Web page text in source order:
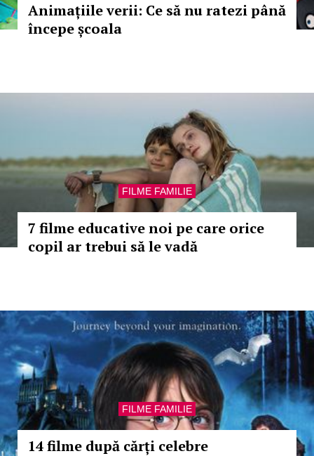
Animațiile verii: Ce să nu ratezi până
începe școala
FILME FAMILIE
7 filme educative noi pe care orice
copil ar trebui să le vadă
FILME FAMILIE
14 filme după cărți celebre